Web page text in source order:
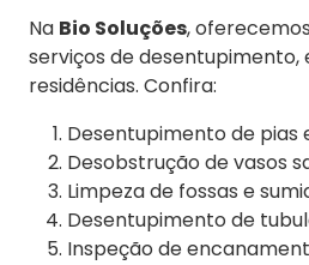
Na Bio Soluções,
serviços de
residências. Confira:
Desentupimento de pias
Desobstrução de vasos
Limpeza de fossas e
Desentupimento de
Inspeção de